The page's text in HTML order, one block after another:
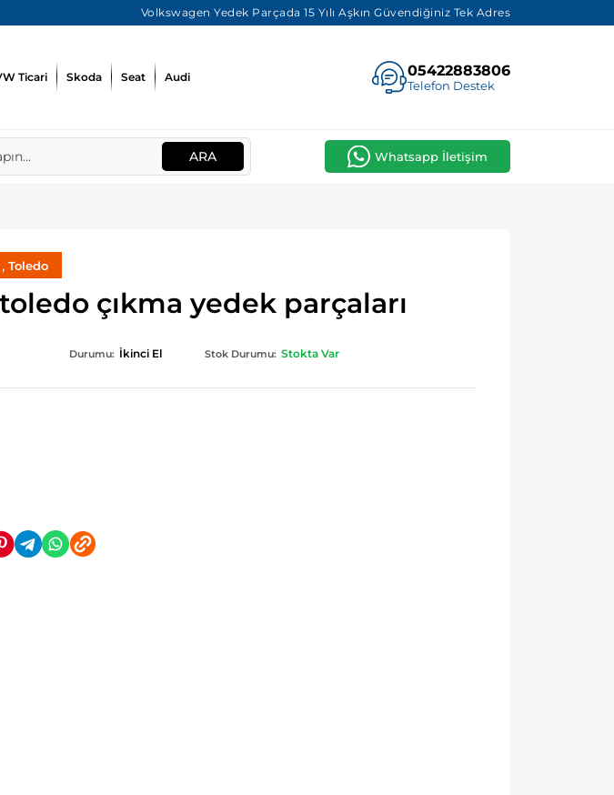
Volkswagen Yedek Parçada 15 Yılı Aşkın Güvendiğiniz Tek Adres
Ticari Skoda Seat Audi 05422883806
Telefon Destek
ARA Whatsapp İletişim
,Toledo
çıkma yedek parçaları
Durumu: İkinci El Stok Durumu: Stokta Var